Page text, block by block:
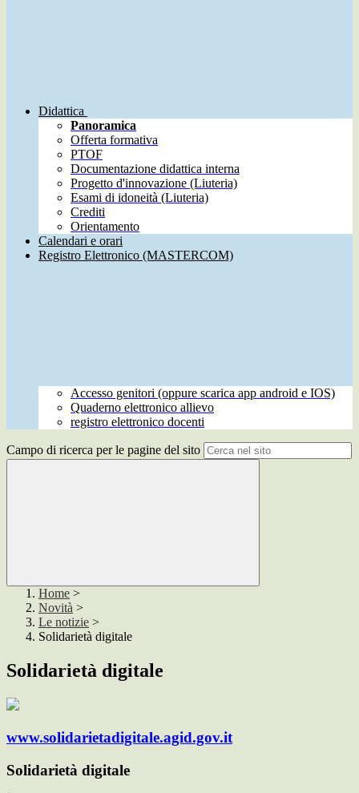
Didattica
Panoramica
Offerta formativa
PTOF
Documentazione didattica interna
Progetto d'innovazione (Liuteria)
Esami di idoneità (Liuteria)
Crediti
Orientamento
Calendari e orari
Registro Elettronico (MASTERCOM)
Accesso genitori (oppure scarica app android e IOS)
Quaderno elettronico allievo
registro elettronico docenti
Campo di ricerca per le pagine del sito
Home >
Novità >
Le notizie >
Solidarietà digitale
Solidarietà digitale
www.solidarietadigitale.agid.gov.it
Solidarietà digitale